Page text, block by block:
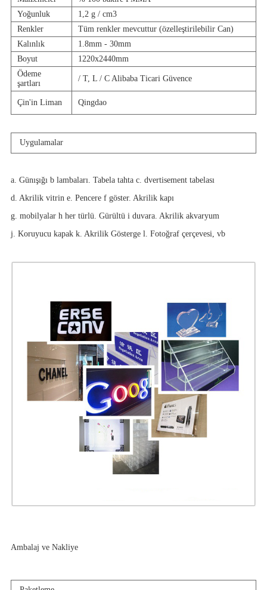
Yoğunluk
1,2 g / cm3
Renkler
Tüm renkler mevcuttur (özelleştirilebilir Can)
Kalınlık
1.8mm - 30mm
Boyut
1220x2440mm
Ödeme
şartları
/ T, L / C Alibaba Ticari Güvence
Çin'in Liman Qingdao
Uygulamalar
a. Günışığı b lambaları. Tabela tahta c. dvertisement tabelası
d. Akrilik vitrin e. Pencere f göster. Akrilik kapı
g. mobilyalar h her türlü. Gürültü i duvara. Akrilik akvaryum
j. Koruyucu kapak k. Akrilik Gösterge l. Fotoğraf çerçevesi, vb
Ambalaj ve Nakliye